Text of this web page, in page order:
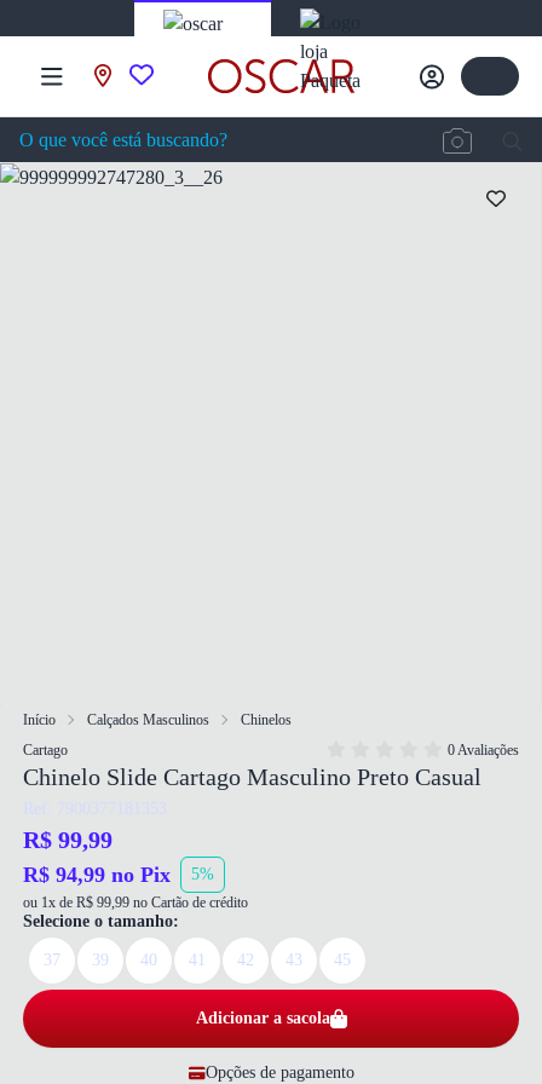
Início Calçados Masculinos
Chinelos
Cartago
0 Avaliações
Chinelo Slide Cartago Masculino Preto Casual
Ref: 7900377181353
R$ 99,99
R$ 94,99 no Pix 5%
ou 1x de R$ 99,99 no Cartão de crédito
Selecione o tamanho:
37 39 40 41 42 43 45
Adicionar a sacola
Opções de pagamento